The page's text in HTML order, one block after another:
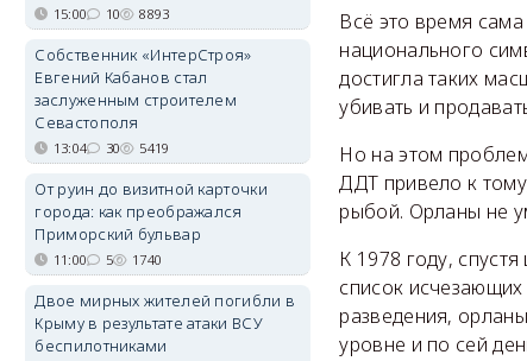
Всё это время
национального
достигла таких
убивать и
Но на этом
ДДТ привело к
рыбой. Орланы не
К 1978 году,
список
разведения,
уровне и по сей
15:00 10 8893
Собственник «ИнтерСтроя»
Евгений Кабанов стал
заслуженным строителем
Севастополя
13:04 30 5419
От руин до визитной карточки
города: как преображался
Приморский бульвар
11:00 5 1740
Двое мирных жителей погибли в
Крыму в результате атаки ВСУ
беспилотниками